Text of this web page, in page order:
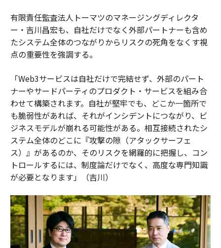
有限責任監査法人トーマツのマネージングディレクタ
ー・吉川昌宏も、自社だけでなく外部パートナーも含め
たシステム全体のつながりからリスクの死角をなくす視
点の重要性を強調する。
「Web3サービスは自社だけで完結せず、外部のパート
ナーやサードパーティのプロダクト・サービスを組み合
わせて構築されます。自社が堅牢でも、どこか一箇所で
も脆弱性があれば、それがインシデントにつながり、ビ
ジネスモデルが崩れる可能性がある。相互接続されたシ
ステム全体のどこに『攻撃の隙（アタックサーフェ
ス）』があるのか、そのリスクを網羅的に把握し、コン
トロールするには、制度論だけでなく、高度な専門知識
が必要となります」（吉川）